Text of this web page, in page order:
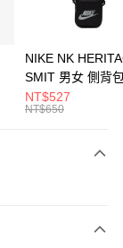
NIKE NK
SMIT 男女 側背
BA5871010
NT$527
NT$650